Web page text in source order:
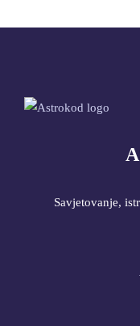
Savjetovanje,